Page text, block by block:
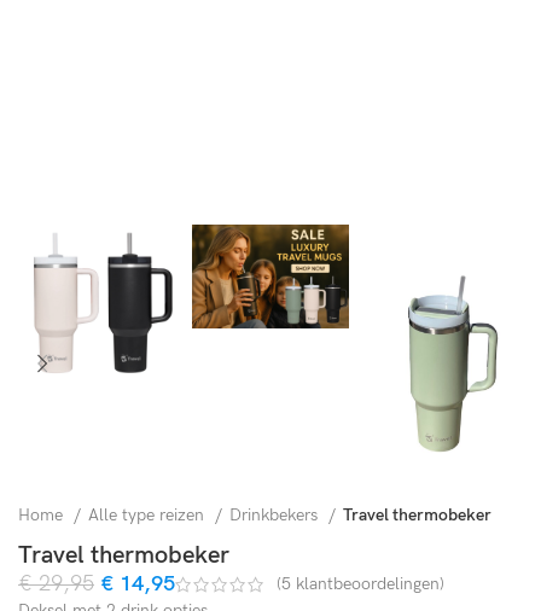
Home Alle type reizen Drinkbekers Travel thermobeker
Travel thermobeker
€29,95 € 14,95 (5 klantbeoordelingen)